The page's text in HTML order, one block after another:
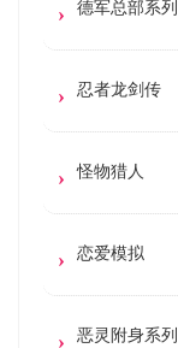
德军总部系列
忍者龙剑传
怪物猎人
恋爱模拟
恶灵附身系列